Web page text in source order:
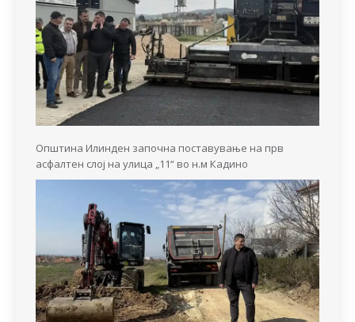
Општина Илинден започна поставување на прв
асфалтен слој на улица „11“ во н.м Кадино